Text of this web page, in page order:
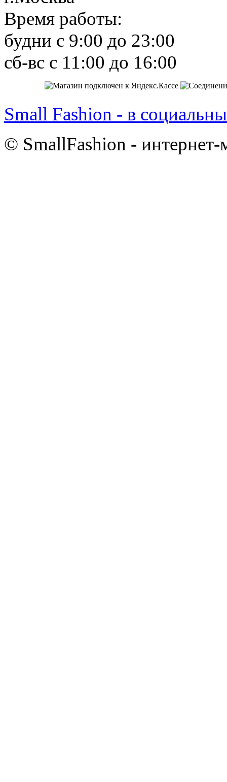
Время работы:
будни с 9:00 до 23:00
сб-вс с 11:00 до 16:00
Small Fashion - в
© SmallFashion -